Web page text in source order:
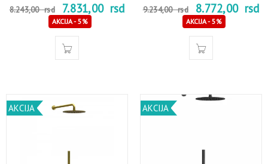
8.243,00rsd 7.831,00 rsd
AKCIJA - 5%
9.234,00rsd 8.772,00 rsd
AKCIJA - 5%
AKCIJA AKCIJA